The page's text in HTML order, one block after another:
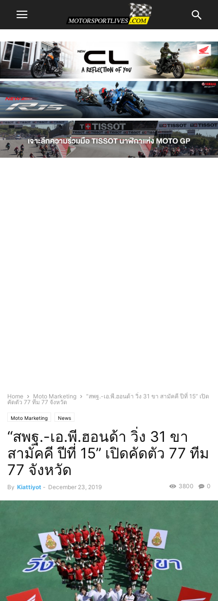
Home Moto Marketing
“สพฐ.-เอ.พี.ฮอนด้า วิ่ง 31 ขา สามัคคี ปีที่ 15” เปิด
คัดตัว 77 ทีม 77 จังหวัด
Moto Marketing News
“สพฐ.-เอ.พี.ฮอนด้า วิ่ง 31 ขา
สามัคคี ปีที่ 15” เปิดคัดตัว 77 ทีม
77 จังหวัด
By Kiattiyot - December 23, 2019 0
3800